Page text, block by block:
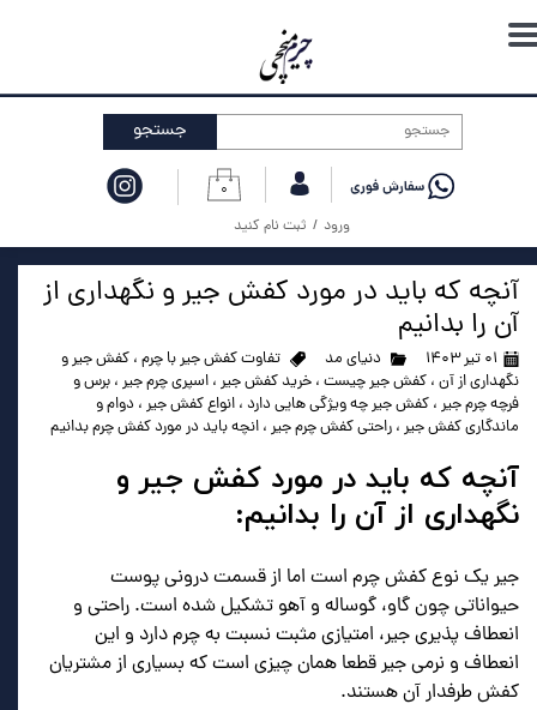
۰
ورود / ثبت نام کنید
حساب کاربری من
تغییر گذر واژه
خروج از حساب کاربری
جستجو
آنچه که باید در مورد کفش جیر و نگهداری از
آن را بدانیم
۰۱ تیر ۱۴۰۳ دنیای مد تفاوت کفش جیر با چرم ، کفش جیر و
نگهداری از آن ، کفش جیر چیست ، خرید کفش جیر ، اسپری چرم جیر ، برس و
فرچه چرم جیر ، کفش جیر چه ویژگی هایی دارد ، انواع کفش جیر ، دوام و
ماندگاری کفش جیر ، راحتی کفش چرم جیر ، انچه باید در مورد کفش چرم بدانیم
آنچه که باید در مورد کفش جیر و
نگهداری از آن را بدانیم:
جیر یک نوع کفش چرم است اما از قسمت درونی پوست
حیواناتی چون گاو،‌ گوساله و آهو تشکیل شده است. راحتی و
انعطاف پذیری جیر، امتیازی مثبت نسبت به چرم دارد و این
انعطاف و نرمی جیر قطعا همان چیزی است که بسیاری از مشتریان
کفش طرفدار آن هستند.